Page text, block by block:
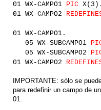
01 WX-CAMPO1 PIC X(3).
01 WX-CAMPO2
01 WX-CAMPO1.
05 WX-SUBCAMPO1
05 WX-SUBCAMPO2
01 WX-CAMPO2
IMPORTANTE: sólo se
para redefinir un campo de
01.